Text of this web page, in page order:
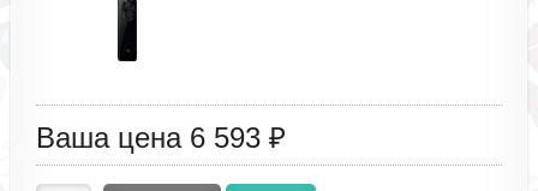
Ваша цена 6 593 ₽